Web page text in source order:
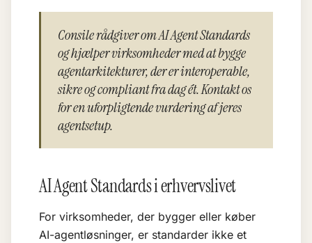
Consile rådgiver om AI Agent Standards
og hjælper virksomheder med at bygge
agentarkitekturer, der er interoperable,
sikre og compliant fra dag ét. Kontakt os
for en uforpligtende vurdering af jeres
agentsetup.
AI Agent Standards i erhvervslivet
For virksomheder, der bygger eller køber
AI-agentløsninger, er standarder ikke et